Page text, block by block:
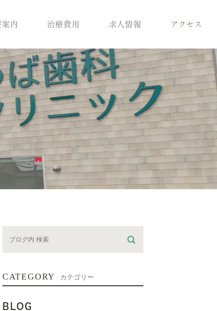
スタッフ紹介
医院環境
ブログ
案内
歯周病治療
ント治療 入れ歯
保険適用の白い歯
小児矯正
メラニン除去
どの診療科を受けれ
治療費用 求人情報 アクセス
CATEGORY カテゴリー
BLOG